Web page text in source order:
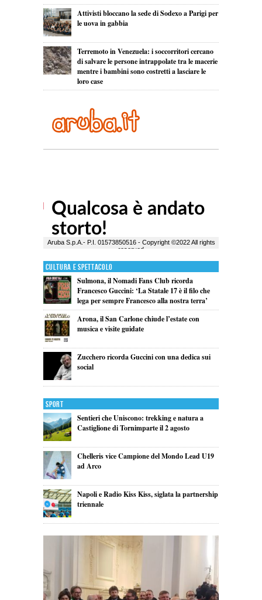
Attivisti bloccano la sede di Sodexo a Parigi per
le uova in gabbia
Terremoto in Venezuela: i soccorritori cercano
di salvare le persone intrappolate tra le macerie
mentre i bambini sono costretti a lasciare le
loro case
Cultura e Spettacolo
Sulmona, il Nomadi Fans Club ricorda
Francesco Guccini: ‘La Statale 17 è il filo che
lega per sempre Francesco alla nostra terra’
Arona, il San Carlone chiude l’estate con
musica e visite guidate
Zucchero ricorda Guccini con una dedica sui
social
Sport
Sentieri che Uniscono: trekking e natura a
Castiglione di Tornimparte il 2 agosto
Chelleris vice Campione del Mondo Lead U19
ad Arco
Napoli e Radio Kiss Kiss, siglata la partnership
triennale